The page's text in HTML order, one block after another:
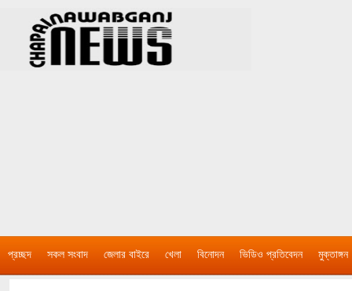
প্রচ্ছদ সকল সংবাদ জেলার বাইরে খেলা বিনোদন ভিডিও প্রতিবেদন মুক্তাঙ্গন